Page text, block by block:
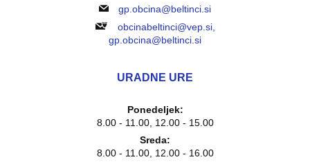
gp.obcina@beltinci.si
obcinabeltinci@vep.si,
gp.obcina@beltinci.si
URADNE URE
Ponedeljek:
8.00 - 11.00, 12.00 - 15.00
Sreda:
8.00 - 11.00, 12.00 - 16.00